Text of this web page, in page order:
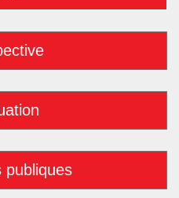
publiques